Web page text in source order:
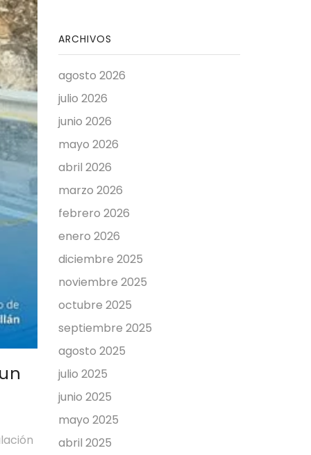
ARCHIVOS
agosto 2026
julio 2026
junio 2026
mayo 2026
abril 2026
marzo 2026
febrero 2026
enero 2026
diciembre 2025
noviembre 2025
octubre 2025
septiembre 2025
agosto 2025
julio 2025
junio 2025
mayo 2025
abril 2025